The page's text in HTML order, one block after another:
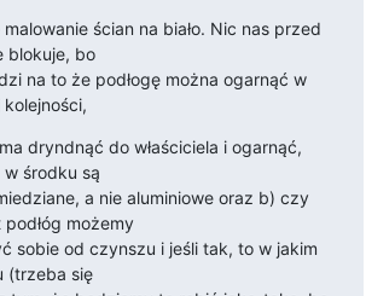
malowanie ścian na biało. Nic nas przed
blokuje, bo
na to że podłogę można ogarnąć w
dryndnąć do właściciela i ogarnąć,
środku są
a nie aluminiowe oraz b) czy
podłóg możemy
sobie od czynszu i jeśli tak, to w jakim
(trzeba się